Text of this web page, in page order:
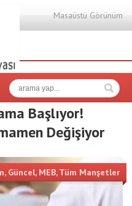
Masaüstü Görünüm
Başlıyor!
Değişiyor
, Güncel, MEB,Tüm Manşetler